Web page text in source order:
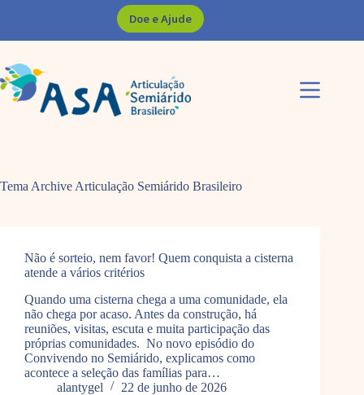
Doe e Ajude
Tema Archive Articulação Semiárido Brasileiro
Não é sorteio, nem favor! Quem conquista a cisterna
atende a vários critérios
Quando uma cisterna chega a uma comunidade, ela
não chega por acaso. Antes da construção, há
reuniões, visitas, escuta e muita participação das
próprias comunidades. No novo episódio do
Convivendo no Semiárido, explicamos como
acontece a seleção das famílias para…
alantygel
22 de junho de 2026